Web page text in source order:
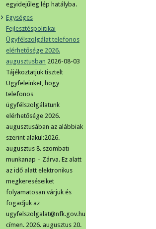
egyidejűleg lép hatályba.
Egységes
Fejlesztéspolitikai
Ügyfélszolgálat telefonos
elérhetősége 2026.
augusztusban 2026-08-03
Tájékoztatjuk tisztelt
Ügyfeleinket, hogy
telefonos
ügyfélszolgálatunk
elérhetősége 2026.
augusztusában az alábbiak
szerint alakul:2026.
augusztus 8. szombati
munkanap – Zárva. Ez alatt
az idő alatt elektronikus
megkereséseiket
folyamatosan várjuk és
fogadjuk az
ugyfelszolgalat@nfk.gov.hu
címen. 2026. augusztus 20.